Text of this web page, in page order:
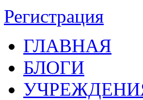
Регистрация
ГЛАВНАЯ
БЛОГИ